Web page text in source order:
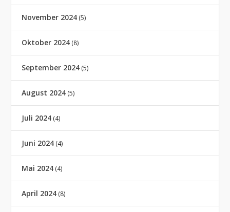
November 2024 (5)
Oktober 2024 (8)
September 2024 (5)
August 2024 (5)
Juli 2024 (4)
Juni 2024 (4)
Mai 2024 (4)
April 2024 (8)